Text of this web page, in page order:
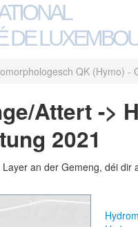
DE
QK (Hymo) -
Attert ->
2021
an der Gemeng, déi